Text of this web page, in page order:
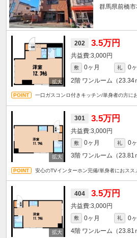
群馬県前橋
202 3.5万円
3,000円
敷 0ヶ月 礼
0
2階 ワンルーム（23.34
一口ガスコンロ付きキッチン/単身者の方に
301 3.5万円
3,000円
敷 0ヶ月 礼
0
3階 ワンルーム（23.81
安心のTVインターホン完備/単身者におスス
404 3.5万円
3,000円
敷 0ヶ月 礼
0
4階 ワンルーム（23.81